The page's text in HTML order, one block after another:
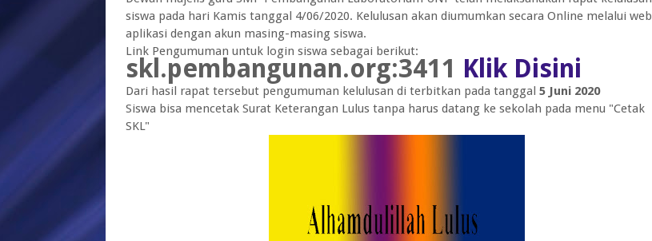
siswa pada hari Kamis tanggal 4/06/2020. Kelulusan akan diumumkan secara Online melalui web
aplikasi dengan akun masing-masing siswa.
Link Pengumuman untuk login siswa sebagai berikut:
skl.pembangunan.org:3411 Klik Disini
Dari hasil rapat tersebut pengumuman kelulusan di terbitkan pada tanggal 5 Juni 2020
Siswa bisa mencetak Surat Keterangan Lulus tanpa harus datang ke sekolah pada menu "Cetak
SKL"